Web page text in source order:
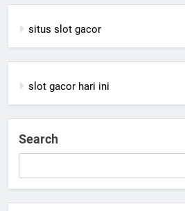
situs slot gacor
slot gacor hari ini
Search